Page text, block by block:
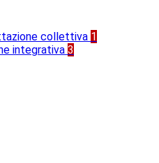
collettiva 1
integrativa 3